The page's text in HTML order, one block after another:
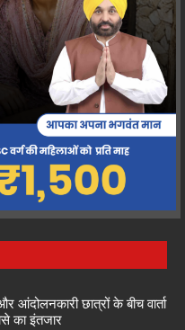
छात्रों के बीच वार्ता
का इंतजार